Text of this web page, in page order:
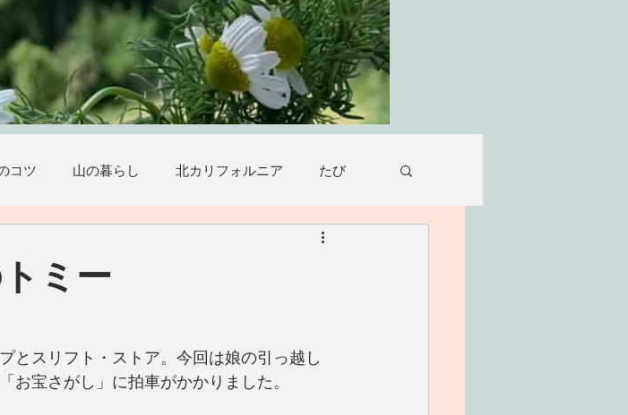
コツ 山の暮らし 北カリフォルニア たび
ル 生活の工夫 発酵食品
ミー
とスリフト・ストア。今回は娘の引っ越し
お宝さがし」に拍車がかかりました。